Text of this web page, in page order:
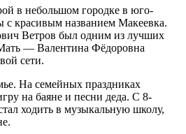
в небольшом городке в юго-
с красивым названием Макеевка.
Ветров был одним из лучших
— Валентина Фёдоровна
сети.
На семейных праздниках
на баяне и песни деда. С 8-
ходить в музыкальную школу,